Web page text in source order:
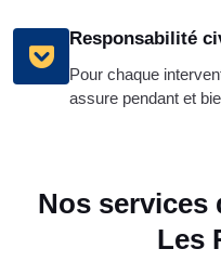
Responsabilité
Pour chaque
assure pendant et
Nos services
Les